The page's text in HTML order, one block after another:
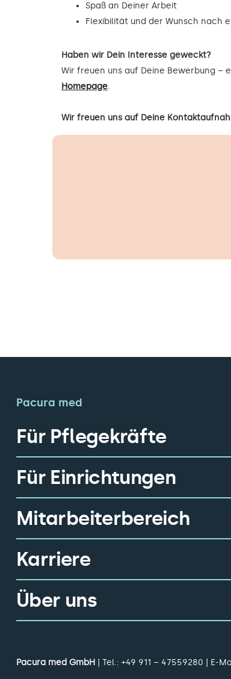
Spaß an Deiner Arbeit
Flexibilität und der Wunsch nach
Haben wir Dein Interesse geweckt?
Wir freuen uns auf Deine Bewerbung –
Homepage.
Wir freuen uns auf Deine
Pacura med
Für Pflegekräfte
Für Einrichtungen
Mitarbeiterbereich
Karriere
Über uns
Pacura med GmbH | Tel.: +49 911 – 47559280 | E-